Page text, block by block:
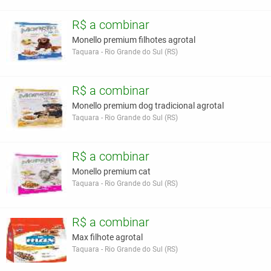
R$ a combinar
Monello premium filhotes agrotal
Taquara - Rio Grande do Sul (RS)
R$ a combinar
Monello premium dog tradicional agrotal
Taquara - Rio Grande do Sul (RS)
R$ a combinar
Monello premium cat
Taquara - Rio Grande do Sul (RS)
R$ a combinar
Max filhote agrotal
Taquara - Rio Grande do Sul (RS)